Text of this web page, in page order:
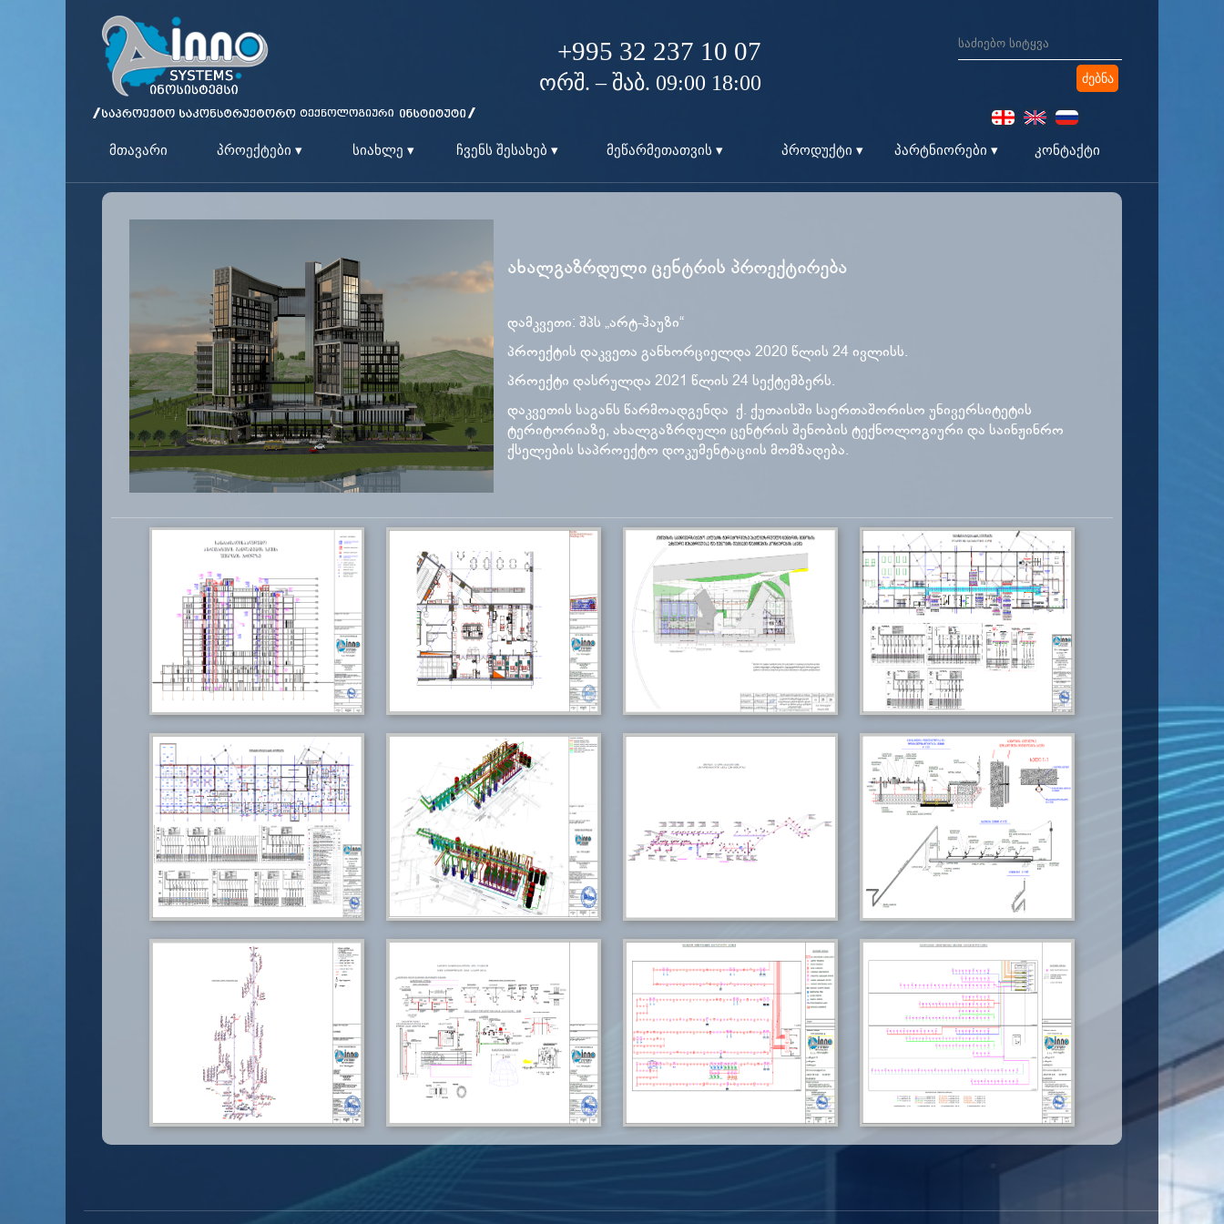
+995 32 237 10 07
ორშ. – შაბ. 09:00 18:00
მთავარი პროექტები ▾ სიახლე ▾ ჩვენს შესახებ ▾ მეწარმეთათვის ▾ პროდუქტი ▾ პარტნიორები ▾ კონტაქტი
ახალგაზრდული ცენტრის პროექტირება
დამკვეთი: შპს „არტ-ჰაუზი“
პროექტის დაკვეთა განხორციელდა 2020 წლის 24 ივლისს.
პროექტი დასრულდა 2021 წლის 24 სექტემბერს.
დაკვეთის საგანს წარმოადგენდა ქ. ქუთაისში საერთაშორისო უნივერსიტეტის
ტერიტორიაზე, ახალგაზრდული ცენტრის შენობის ტექნოლოგიური და საინჟინრო
ქსელების საპროექტო დოკუმენტაციის მომზადება.